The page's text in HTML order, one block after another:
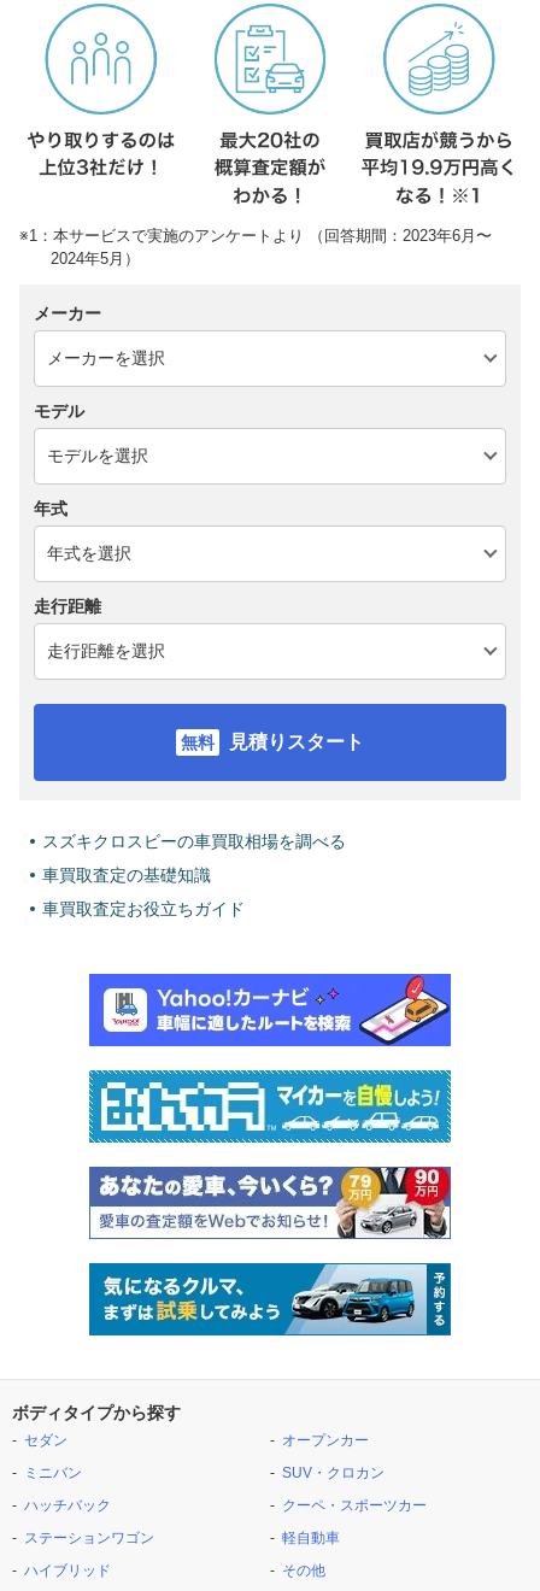
※1：本サービスで実施のアンケートより （回答期間：2023年6月〜
2024年5月）
メーカー
モデル
年式
走行距離
見積りスタート
スズキクロスビーの車買取相場を調べる
車買取査定の基礎知識
車買取査定お役立ちガイド
ボディタイプから探す
セダン
ミニバン
ハッチバック
ステーションワゴン
ハイブリッド
オープンカー
SUV・クロカン
クーペ・スポーツカー
軽自動車
その他